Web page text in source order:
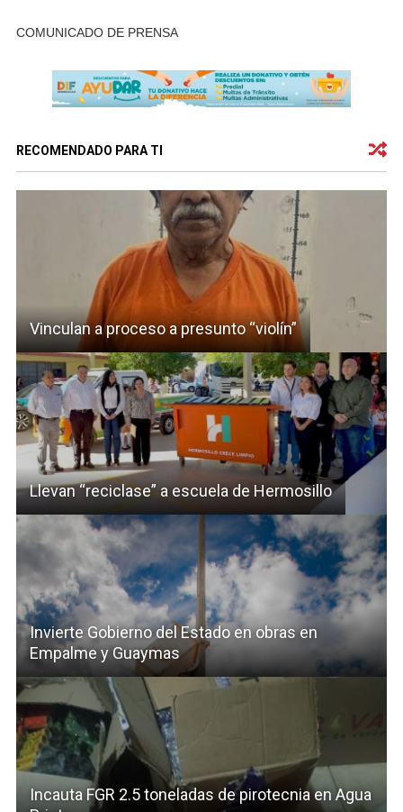
COMUNICADO DE PRENSA
RECOMENDADO PARA TI
Vinculan a proceso a presunto “violín”
Llevan “reciclase” a escuela de Hermosillo
Invierte Gobierno del Estado en obras en
Empalme y Guaymas
Incauta FGR 2.5 toneladas de pirotecnia en Agua